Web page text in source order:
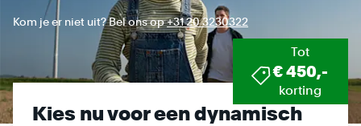
Klantenservice
Mijn Vandebron
Kom je er niet uit? Bel ons op+31 20 3230322
Tot
€ 450,-
korting
Kies nu voor een dynamisch